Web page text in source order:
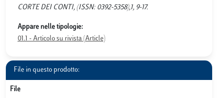
CORTE DEI CONTI, (ISSN: 0392-5358),1, 9-17.
Appare nelle tipologie:
01.1 - Articolo su rivista (Article)
File in questo prodotto:
File